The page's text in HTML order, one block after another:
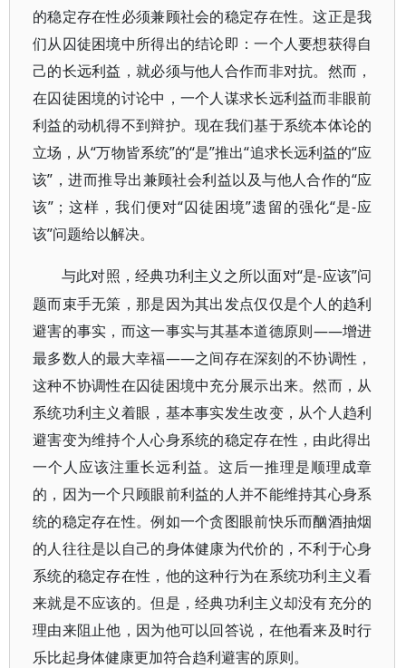
的稳定存在性必须兼顾社会的稳定存在性。这正是我
们从囚徒困境中所得出的结论即：一个人要想获得自
己的长远利益，就必须与他人合作而非对抗。然而，
在囚徒困境的讨论中，一个人谋求长远利益而非眼前
利益的动机得不到辩护。现在我们基于系统本体论的
立场，从“万物皆系统”的“是”推出“追求长远利益的“应
该”，进而推导出兼顾社会利益以及与他人合作的“应
该”；这样，我们便对“囚徒困境”遗留的强化“是-应
该”问题给以解决。
与此对照，经典功利主义之所以面对“是-应该”问
题而束手无策，那是因为其出发点仅仅是个人的趋利
避害的事实，而这一事实与其基本道德原则——增进
最多数人的最大幸福——之间存在深刻的不协调性，
这种不协调性在囚徒困境中充分展示出来。然而，从
系统功利主义着眼，基本事实发生改变，从个人趋利
避害变为维持个人心身系统的稳定存在性，由此得出
一个人应该注重长远利益。这后一推理是顺理成章
的，因为一个只顾眼前利益的人并不能维持其心身系
统的稳定存在性。例如一个贪图眼前快乐而酗酒抽烟
的人往往是以自己的身体健康为代价的，不利于心身
系统的稳定存在性，他的这种行为在系统功利主义看
来就是不应该的。但是，经典功利主义却没有充分的
理由来阻止他，因为他可以回答说，在他看来及时行
乐比起身体健康更加符合趋利避害的原则。